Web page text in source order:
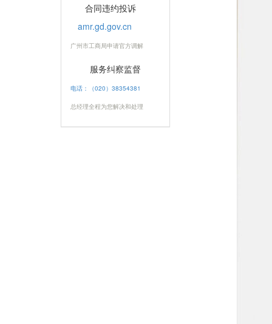
合同违约投诉
amr.gd.gov.cn
广州市工商局申请官方调解
服务纠察监督
电话：（020）38354381
总经理全程为您解决和处理